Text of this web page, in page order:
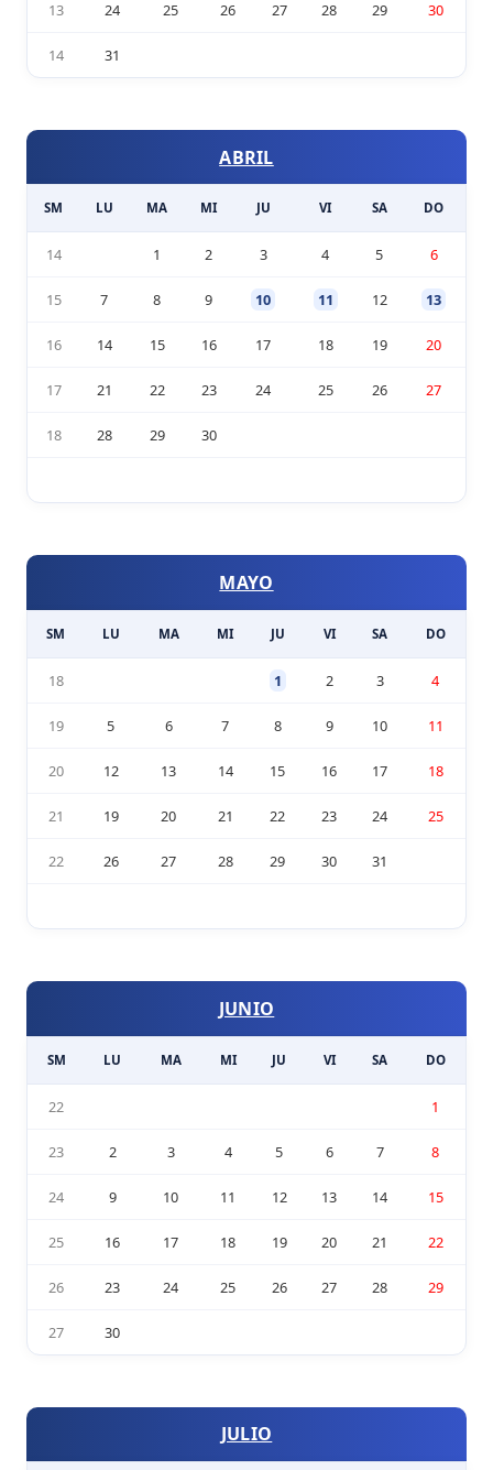
13 24 25 26 27 28 29 30
14 31
ABRIL
SM LU MA MI JU VI SA DO
14 1 2 3 4 5 6
15 7 8 9 10 11 12 13
16 14 15 16 17 18 19 20
17 21 22 23 24 25 26 27
18 28 29 30
MAYO
SM LU MA MI JU VI SA DO
18 1 2 3 4
19 5 6 7 8 9 10 11
20 12 13 14 15 16 17 18
21 19 20 21 22 23 24 25
22 26 27 28 29 30 31
JUNIO
SM LU MA MI JU VI SA DO
22 1
23 2 3 4 5 6 7 8
24 9 10 11 12 13 14 15
25 16 17 18 19 20 21 22
26 23 24 25 26 27 28 29
27 30
JULIO